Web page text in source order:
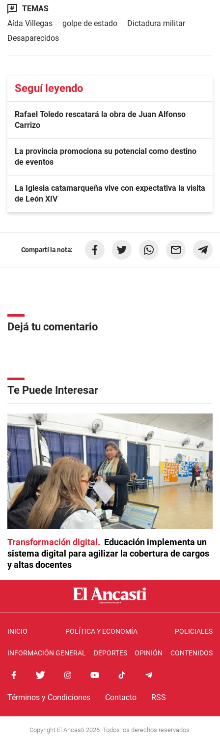
TEMAS
Aída Villegas
golpe de estado
Dictadura militar
Desaparecidos
Seguí leyendo
Rafael Toledo rescatará la obra de Juan Alfonso
Carrizo
La provincia promociona su potencial como destino
de eventos
La Iglesia catamarqueña vive con expectativa la visita
de León XIV
Compartí la nota:
Dejá tu comentario
Te Puede Interesar
Transformación digital
Educación implementa un
sistema digital para agilizar la cobertura de cargos
y altas docentes
INICIO POLÍTICA Y ECONOMÍA POLICIALES
INFORMACIÓN GENERAL DEPORTES OPINIÓN CONTENIDOS
Términos y Condiciones Contacto RSS
Copyright El Ancasti 2026. Todos los derechos reservados.